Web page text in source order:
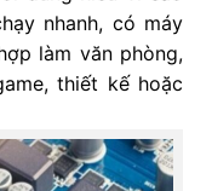
nhanh, có máy
làm văn phòng,
thiết kế hoặc